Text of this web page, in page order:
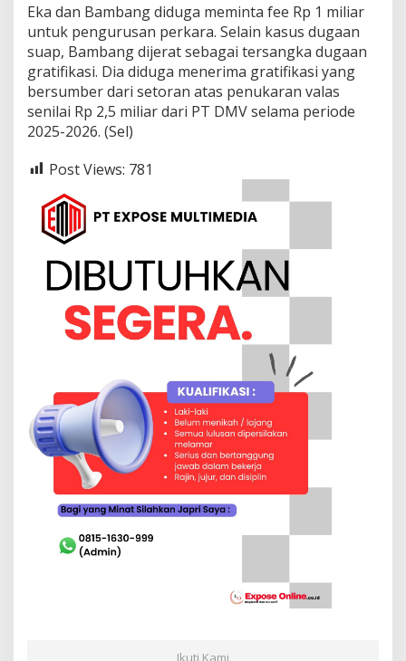
Eka dan Bambang diduga meminta fee Rp 1 miliar
untuk pengurusan perkara. Selain kasus dugaan
suap, Bambang dijerat sebagai tersangka dugaan
gratifikasi. Dia diduga menerima gratifikasi yang
bersumber dari setoran atas penukaran valas
senilai Rp 2,5 miliar dari PT DMV selama periode
2025-2026. (Sel)
Post Views: 781
Ikuti Kami